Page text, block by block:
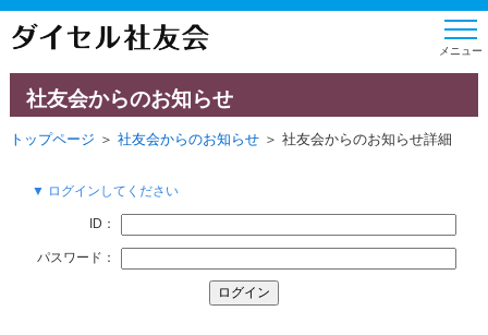
社友会からのお知らせ
トップページ ＞ 社友会からのお知らせ＞ 社友会からのお知らせ詳細
▼ ログインしてください
ID：
パスワード：